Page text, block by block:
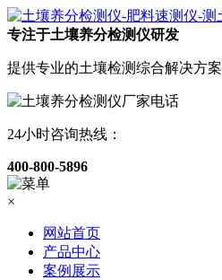
专注于土壤养分检测仪研发
提供专业的土壤检测综合解决方案
24小时咨询热线：
400-800-5896
×
网站首页
产品中心
案例展示